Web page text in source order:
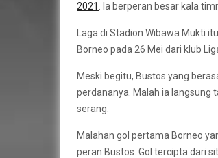
2021
. Ia berperan besar kala
Laga di Stadion Wibawa Mukti
Borneo pada 26 Mei dari klub
Meski begitu, Bustos yang
perdananya. Malah ia langsung
serang.
Malahan gol pertama Borneo
peran Bustos. Gol tercipta dari